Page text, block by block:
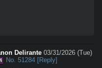
Delirante 03/31/2026 (Tue)
No. 51284 [Reply]